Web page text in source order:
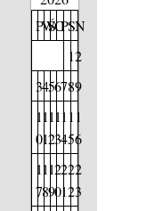
PW
ŚCPSN
12
3456789
1
0
1
1
1
2
1
3
1
4
1
5
1
6
1
7
1
8
1
9
2
0
2
1
2
2
2
3